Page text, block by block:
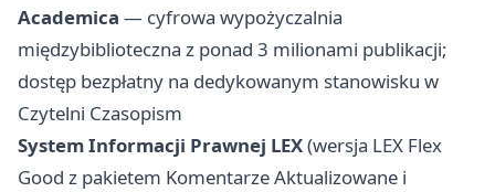
Academica — cyfrowa wypożyczalnia
międzybiblioteczna z ponad 3 milionami publikacji;
dostęp bezpłatny na dedykowanym stanowisku w
Czytelni Czasopism
System Informacji Prawnej LEX(wersja LEX Flex
Good z pakietem Komentarze Aktualizowane i